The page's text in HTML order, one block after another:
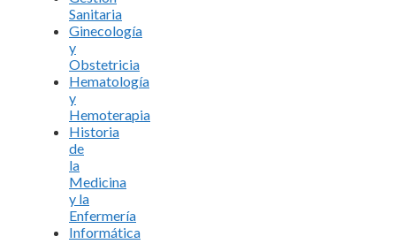
Sanitaria
Ginecología
y
Obstetricia
Hematología
y
Hemoterapia
Historia
de
la
Medicina
y la
Enfermería
Informática